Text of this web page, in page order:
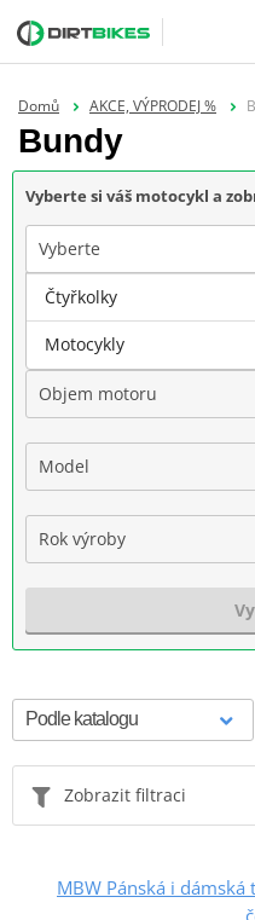
Domů AKCE, VÝPRODEJ %
Bundy
Vyberte si váš motocykl a
Vyberte
Značka
Objem motoru
Model
Rok výroby
Zobrazit filtraci
MBW Pánská i
Čtyřkolky
Motocykly